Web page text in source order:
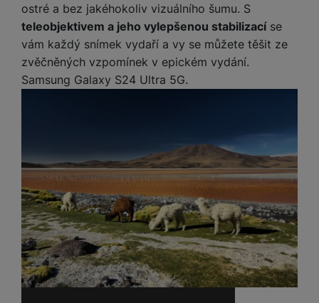
ostré a bez jakéhokoliv vizuálního šumu. S
teleobjektivem a jeho vylepšenou stabilizacíse
vám každý snímek vydaří a vy se můžete těšit ze
zvěčněných vzpomínek v epickém vydání.
Samsung Galaxy S24 Ultra 5G.